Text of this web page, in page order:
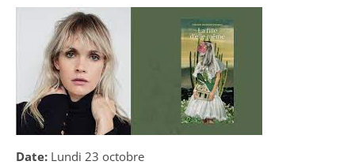
Date: Lundi 23 octobre